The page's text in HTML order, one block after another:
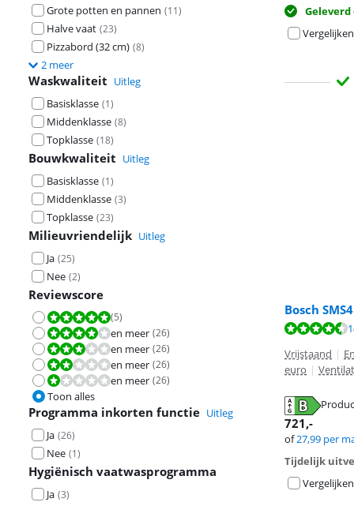
Grote potten en pannen (11)
Halve vaat (23)
Pizzabord (32 cm) (8)
2 meer
Waskwaliteit Uitleg
Basisklasse (1)
Middenklasse (8)
Topklasse (18)
Bouwkwaliteit Uitleg
Basisklasse (1)
Middenklasse (3)
Topklasse (23)
Milieuvriendelijk Uitleg
Ja (25)
Nee (2)
Reviewscore
Beoordeling is 10 van de 10.
(5)
Beoordeling is 8,0 van de 10.
en meer (26)
Beoordeling is 6,0 van de 10.
en meer (26)
Beoordeling is 4,0 van de 10.
en meer (26)
Beoordeling is 2,0 van de 10.
en meer (26)
Toon alles
Programma inkorten functie Uitleg
Ja (26)
Nee (1)
Hygiënisch vaatwasprogramma
Ja (3)
Geleverd
Vergelijken
Bosch
Beoordeling is
Vrijstaand |
euro |
opent in nieuw
721,-
of27,99 per
Tijdelijk
Vergelijken
Beoordeling is
opent in nieuw
Beoordeling is
opent in nieuw